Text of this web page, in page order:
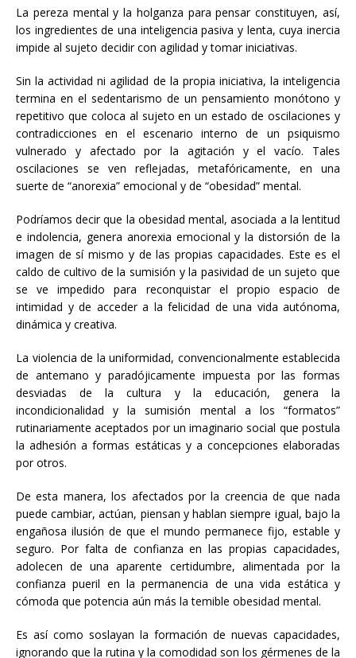
La pereza mental y la holganza para pensar constituyen, así,
los ingredientes de una inteligencia pasiva y lenta, cuya inercia
impide al sujeto decidir con agilidad y tomar iniciativas.
Sin la actividad ni agilidad de la propia iniciativa, la inteligencia
termina en el sedentarismo de un pensamiento monótono y
repetitivo que coloca al sujeto en un estado de oscilaciones y
contradicciones en el escenario interno de un psiquismo
vulnerado y afectado por la agitación y el vacío. Tales
oscilaciones se ven reflejadas, metafóricamente, en una
suerte de “anorexia” emocional y de “obesidad” mental.
Podríamos decir que la obesidad mental, asociada a la lentitud
e indolencia, genera anorexia emocional y la distorsión de la
imagen de sí mismo y de las propias capacidades. Este es el
caldo de cultivo de la sumisión y la pasividad de un sujeto que
se ve impedido para reconquistar el propio espacio de
intimidad y de acceder a la felicidad de una vida autónoma,
dinámica y creativa.
La violencia de la uniformidad, convencionalmente establecida
de antemano y paradójicamente impuesta por las formas
desviadas de la cultura y la educación, genera la
incondicionalidad y la sumisión mental a los “formatos”
rutinariamente aceptados por un imaginario social que postula
la adhesión a formas estáticas y a concepciones elaboradas
por otros.
De esta manera, los afectados por la creencia de que nada
puede cambiar, actúan, piensan y hablan siempre igual, bajo la
engañosa ilusión de que el mundo permanece fijo, estable y
seguro. Por falta de confianza en las propias capacidades,
adolecen de una aparente certidumbre, alimentada por la
confianza pueril en la permanencia de una vida estática y
cómoda que potencia aún más la temible obesidad mental.
Es así como soslayan la formación de nuevas capacidades,
ignorando que la rutina y la comodidad son los gérmenes de la